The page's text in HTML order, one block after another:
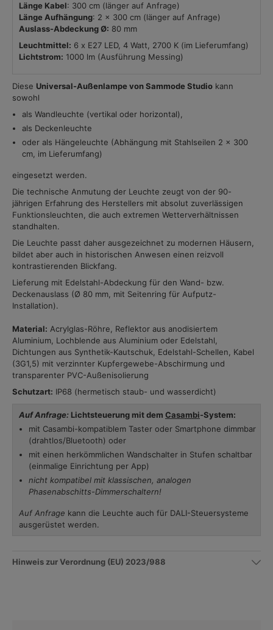
Länge Kabel: 300 cm (länger auf Anfrage)
Länge Aufhängung: 2 x 300 cm (länger auf Anfrage)
Auslass-Abdeckung Ø: 80 mm
Leuchtmittel: 6 x E27 LED, 4 Watt, 2700 K (im Lieferumfang)
Lichtstrom: 1000 lm (Ausführung Messing)
Diese Universal-Außenlampe von Sammode Studio kann
sowohl
als Wandleuchte (vertikal oder horizontal),
als Deckenleuchte
oder als Hängeleuchte (Abhängung mit Stahlseilen 2 x 300
cm, im Lieferumfang)
eingesetzt werden.
Die technische Anmutung der Leuchte zeugt von der 90-
jährigen Erfahrung des Herstellers mit absolut zuverlässigen
Funktionsleuchten, die auch extremen Wetterverhältnissen
standhalten.
Die Leuchte passt daher ausgezeichnet zu modernen Häusern,
bildet aber auch in historischen Anwesen einen reizvoll
kontrastierenden Blickfang.
Lieferung mit Edelstahl-Abdeckung für den Wand- bzw.
Deckenauslass (Ø 80 mm, mit Seitenring für Aufputz-
Installation).
Material: Acrylglas-Röhre, Reflektor aus anodisiertem
Aluminium, Lochblende aus Aluminium oder Edelstahl,
Dichtungen aus Synthetik-Kautschuk, Edelstahl-Schellen, Kabel
(3G1,5) mit verzinnter Kupfergewebe-Abschirmung und
transparenter PVC-Außenisolierung
Schutzart: IP68 (hermetisch staub- und wasserdicht)
Auf Anfrage: Lichtsteuerung mit dem Casambi-System:
mit Casambi-kompatiblem Taster oder Smartphone dimmbar
(drahtlos/Bluetooth) oder
mit einen herkömmlichen Wandschalter in Stufen schaltbar
(einmalige Einrichtung per App)
nicht kompatibel mit klassischen, analogen
Phasenabschitts-Dimmerschaltern!
Auf Anfrage kann die Leuchte auch für DALI-Steuersysteme
ausgerüstet werden.
Hinweis zur Verordnung (EU) 2023/988